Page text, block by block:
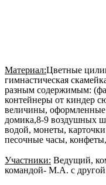
Материал:Цветные
гимнастическая
разным содержимым:
контейнеры от киндер
величины,
домика,8-9 воздушных
водой, монеты,
песочные часы,
Участники: Ведущий,
командой- М.А. с